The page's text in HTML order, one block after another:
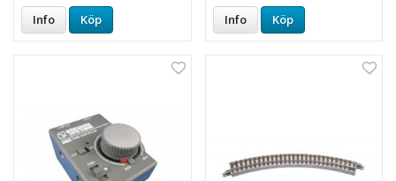
Info Köp Info Köp